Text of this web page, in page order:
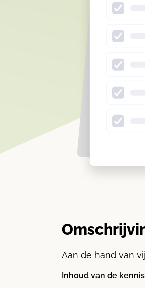
Aan de hand van
Inhoud van de